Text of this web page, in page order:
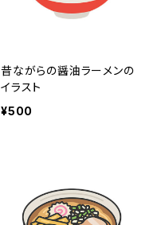
昔ながらの醤油ラーメンの
イラスト
¥500